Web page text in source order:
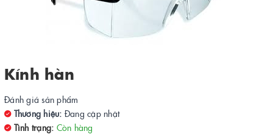
Kính hàn
Đánh giá sản phẩm
Thương hiệu: Đang cập nhật
Tình trạng: Còn hàng